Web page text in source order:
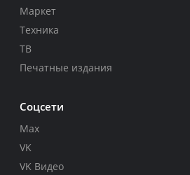
Маркет
Техника
ТВ
Печатные издания
Соцсети
Max
VK
VK Видео